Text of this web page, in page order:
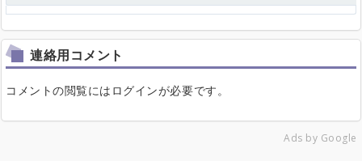
連絡用コメント
コメントの閲覧にはログインが必要です。
Ads by Google